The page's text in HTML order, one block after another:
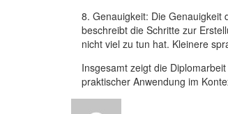
8. Genauigkeit: Die Genauigkeit
beschreibt die Schritte zur
nicht viel zu tun hat. Kleinere
Insgesamt zeigt die
praktischer Anwendung im